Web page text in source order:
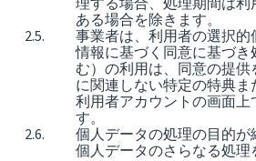
ある場合を除きます。
事業者は、利用者の選択
情報に基づく同意に基づ
む）の利用は、同意の提
に関連しない特定の特典
利用者アカウントの画面上
す。
個人データの処理の目的
個人データのさらなる処理